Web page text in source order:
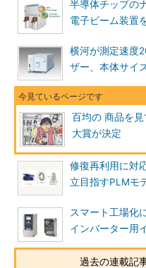
半導体チップの
電子ビーム装置
横河が測定速度
ザー、本体サイ
百均の 商品を
大賞が決定
修復再利用に対
立目指すPLMモ
スマート工場化
インバーター用
過去の連載記